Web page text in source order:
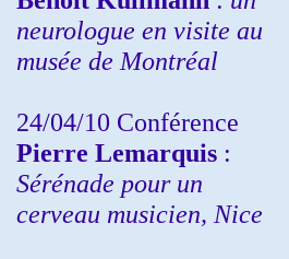
neurologue en visite au
musée de Montréal
24/04/10 Conférence
Pierre Lemarquis :
Sérénade pour un
cerveau musicien, Nice